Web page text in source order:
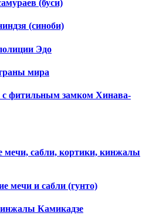
(буси)
(синоби)
Эдо
мира
с фитильным замком Хинава-
мечи, сабли, кортики, кинжалы
мечи и сабли (гунто)
Камикадзе